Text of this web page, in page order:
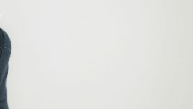
一監督...